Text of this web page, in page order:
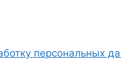
персональных